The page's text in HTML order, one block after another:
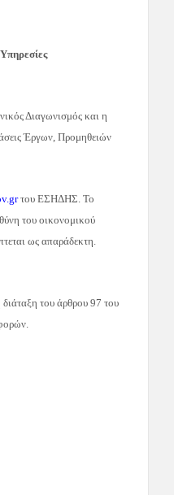
Διαγωνισμός και η
Έργων, Προμηθειών
του ΕΣΗΔΗΣ. Το
του οικονομικού
ως απαράδεκτη.
του άρθρου 97 του